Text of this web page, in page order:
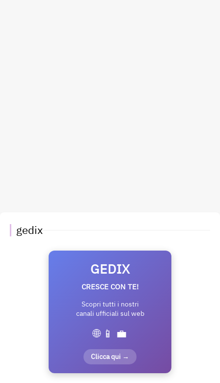
gedix
GEDIX
CRESCE CON TE!
Scopri tutti i nostri
canali ufficiali sul web
🌐 📱 💼
Clicca qui →